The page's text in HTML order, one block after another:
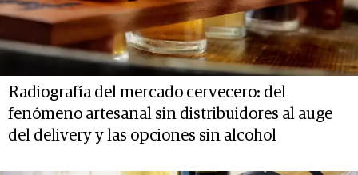
Radiografía del mercado cervecero: del
fenómeno artesanal sin distribuidores al auge
del delivery y las opciones sin alcohol